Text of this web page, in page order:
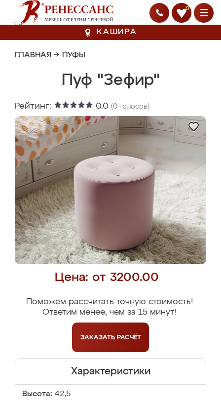
0
КАШИРА
ГЛАВНАЯ → ПУФЫ
Пуф "Зефир"
Рейтинг: 0.0 (0 голосов)
Цена: от 3200.00
Поможем рассчитать точную стоимость!
Ответим менее, чем за 15 минут!
ЗАКАЗАТЬ РАСЧЁТ
Характеристики
Высота: 42,5